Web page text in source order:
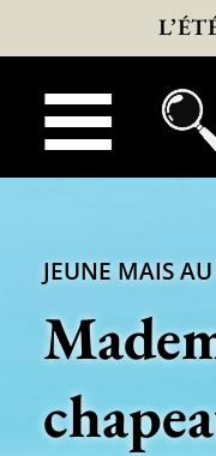
JEUNE MAIS